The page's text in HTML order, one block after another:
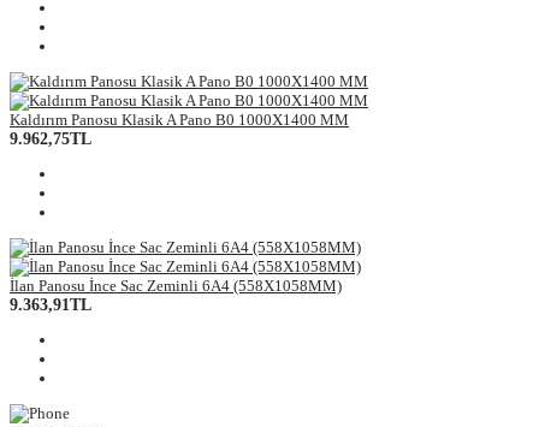
Kaldırım Panosu Klasik A Pano B0 1000X1400 MM
9.962,75TL
İlan Panosu İnce Sac Zeminli 6A4 (558X1058MM)
9.363,91TL